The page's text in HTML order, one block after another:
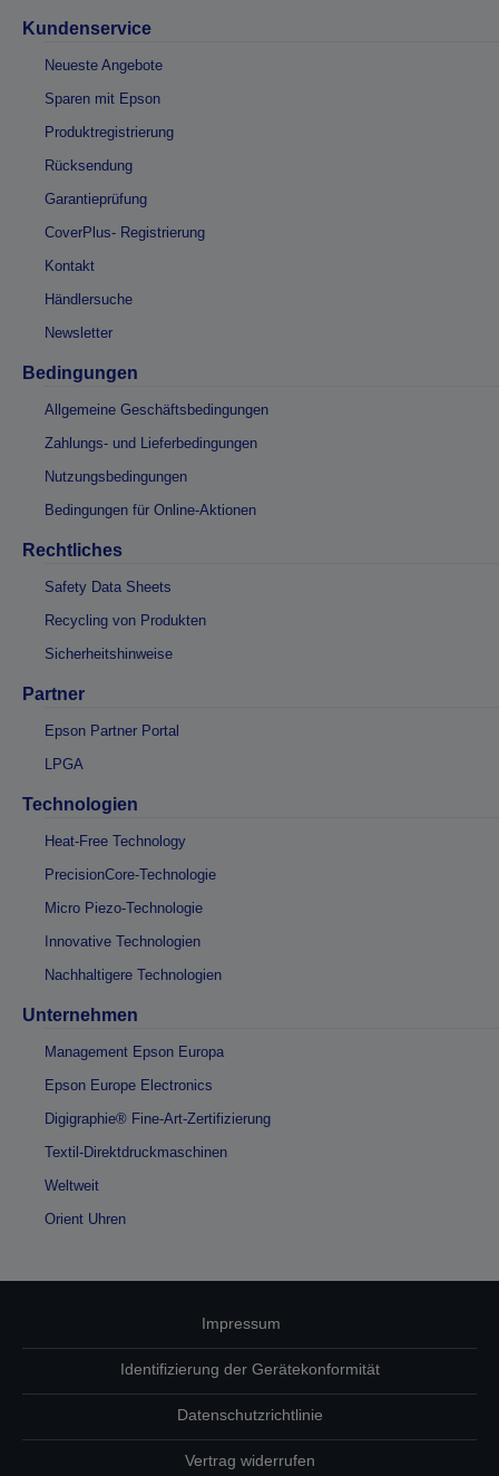
Kundenservice
Neueste Angebote
Sparen mit Epson
Produktregistrierung
Rücksendung
Garantieprüfung
CoverPlus- Registrierung
Kontakt
Händlersuche
Newsletter
Bedingungen
Allgemeine Geschäftsbedingungen
Zahlungs- und Lieferbedingungen
Nutzungsbedingungen
Bedingungen für Online-Aktionen
Rechtliches
Safety Data Sheets
Recycling von Produkten
Sicherheitshinweise
Partner
Epson Partner Portal
LPGA
Technologien
Heat-Free Technology
PrecisionCore-Technologie
Micro Piezo-Technologie
Innovative Technologien
Nachhaltigere Technologien
Unternehmen
Management Epson Europa
Epson Europe Electronics
Digigraphie® Fine-Art-Zertifizierung
Textil-Direktdruckmaschinen
Weltweit
Orient Uhren
Impressum
Identifizierung der Gerätekonformität
Datenschutzrichtlinie
Vertrag widerrufen